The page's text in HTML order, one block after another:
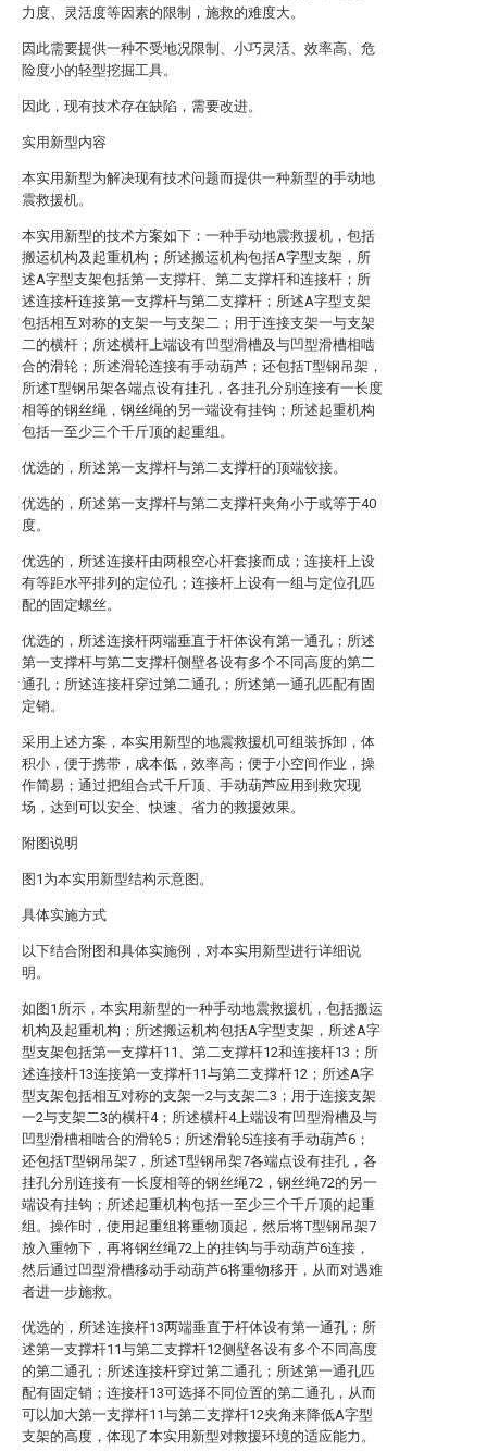
力度、灵活度等因素的限制，施救的难度大。
因此需要提供一种不受地况限制、小巧灵活、效率高、危
险度小的轻型挖掘工具。
因此，现有技术存在缺陷，需要改进。
实用新型内容
本实用新型为解决现有技术问题而提供一种新型的手动地
震救援机。
本实用新型的技术方案如下：一种手动地震救援机，包括
搬运机构及起重机构；所述搬运机构包括A字型支架，所
述A字型支架包括第一支撑杆、第二支撑杆和连接杆；所
述连接杆连接第一支撑杆与第二支撑杆；所述A字型支架
包括相互对称的支架一与支架二；用于连接支架一与支架
二的横杆；所述横杆上端设有凹型滑槽及与凹型滑槽相啮
合的滑轮；所述滑轮连接有手动葫芦；还包括T型钢吊架，
所述T型钢吊架各端点设有挂孔，各挂孔分别连接有一长度
相等的钢丝绳，钢丝绳的另一端设有挂钩；所述起重机构
包括一至少三个千斤顶的起重组。
优选的，所述第一支撑杆与第二支撑杆的顶端铰接。
优选的，所述第一支撑杆与第二支撑杆夹角小于或等于40
度。
优选的，所述连接杆由两根空心杆套接而成；连接杆上设
有等距水平排列的定位孔；连接杆上设有一组与定位孔匹
配的固定螺丝。
优选的，所述连接杆两端垂直于杆体设有第一通孔；所述
第一支撑杆与第二支撑杆侧壁各设有多个不同高度的第二
通孔；所述连接杆穿过第二通孔；所述第一通孔匹配有固
定销。
采用上述方案，本实用新型的地震救援机可组装拆卸，体
积小，便于携带，成本低，效率高；便于小空间作业，操
作简易；通过把组合式千斤顶、手动葫芦应用到救灾现
场，达到可以安全、快速、省力的救援效果。
附图说明
图1为本实用新型结构示意图。
具体实施方式
以下结合附图和具体实施例，对本实用新型进行详细说
明。
如图1所示，本实用新型的一种手动地震救援机，包括搬运
机构及起重机构；所述搬运机构包括A字型支架，所述A字
型支架包括第一支撑杆11、第二支撑杆12和连接杆13；所
述连接杆13连接第一支撑杆11与第二支撑杆12；所述A字
型支架包括相互对称的支架一2与支架二3；用于连接支架
一2与支架二3的横杆4；所述横杆4上端设有凹型滑槽及与
凹型滑槽相啮合的滑轮5；所述滑轮5连接有手动葫芦6；
还包括T型钢吊架7，所述T型钢吊架7各端点设有挂孔，各
挂孔分别连接有一长度相等的钢丝绳72，钢丝绳72的另一
端设有挂钩；所述起重机构包括一至少三个千斤顶的起重
组。操作时，使用起重组将重物顶起，然后将T型钢吊架7
放入重物下，再将钢丝绳72上的挂钩与手动葫芦6连接，
然后通过凹型滑槽移动手动葫芦6将重物移开，从而对遇难
者进一步施救。
优选的，所述连接杆13两端垂直于杆体设有第一通孔；所
述第一支撑杆11与第二支撑杆12侧壁各设有多个不同高度
的第二通孔；所述连接杆穿过第二通孔；所述第一通孔匹
配有固定销；连接杆13可选择不同位置的第二通孔，从而
可以加大第一支撑杆11与第二支撑杆12夹角来降低A字型
支架的高度，体现了本实用新型对救援环境的适应能力。